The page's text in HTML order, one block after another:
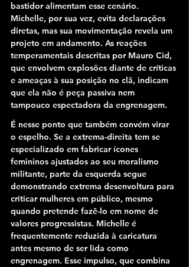
bastidor alimentam esse cenário.
Michelle, por sua vez, evita declarações
diretas, mas sua movimentação revela um
projeto em andamento. As reações
temperamentais descritas por Mauro Cid,
que envolvem explosões diante de críticas
e ameaças à sua posição no clã, indicam
que ela não é peça passiva nem
tampouco espectadora da engrenagem.
É nesse ponto que também convém virar
o espelho. Se a extrema-direita tem se
especializado em fabricar ícones
femininos ajustados ao seu moralismo
militante, parte da esquerda segue
demonstrando extrema desenvoltura para
criticar mulheres em público, mesmo
quando pretende fazê-lo em nome de
valores progressistas. Michelle é
frequentemente reduzida à caricatura
antes mesmo de ser lida como
engrenagem. Esse impulso, que combina